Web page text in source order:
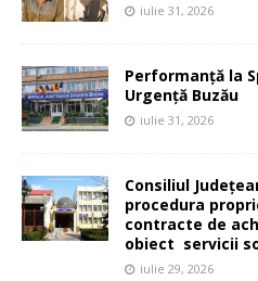
iulie 31, 2026
Performanță la
Urgență Buzău
iulie 31, 2026
Consiliul
procedura
contracte de
obiect servicii
iulie 29, 2026